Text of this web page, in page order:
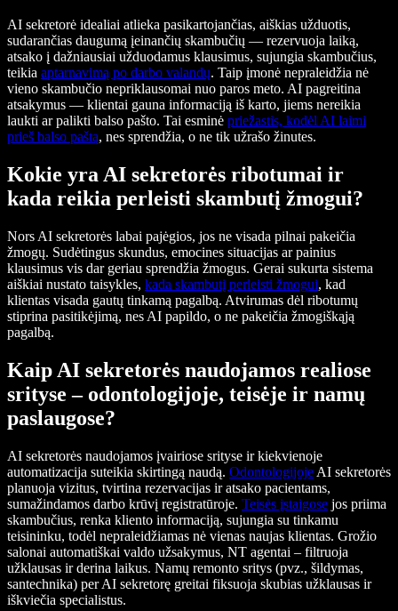
AI sekretorė idealiai atlieka pasikartojančias, aiškias užduotis,
sudarančias daugumą įeinančių skambučių — rezervuoja laiką,
atsako į dažniausiai užduodamus klausimus, sujungia skambučius,
teikia aptarnavimą po darbo valandų. Taip įmonė nepraleidžia nė
vieno skambučio nepriklausomai nuo paros meto. AI pagreitina
atsakymus — klientai gauna informaciją iš karto, jiems nereikia
laukti ar palikti balso pašto. Tai esminė priežastis, kodėl AI laimi
prieš balso paštą, nes sprendžia, o ne tik užrašo žinutes.
Kokie yra AI sekretorės ribotumai ir
kada reikia perleisti skambutį žmogui?
Nors AI sekretorės labai pajėgios, jos ne visada pilnai pakeičia
žmogų. Sudėtingus skundus, emocines situacijas ar painius
klausimus vis dar geriau sprendžia žmogus. Gerai sukurta sistema
aiškiai nustato taisykles, kada skambutį perleisti žmogui, kad
klientas visada gautų tinkamą pagalbą. Atvirumas dėl ribotumų
stiprina pasitikėjimą, nes AI papildo, o ne pakeičia žmogiškąją
pagalbą.
Kaip AI sekretorės naudojamos realiose
srityse – odontologijoje, teisėje ir namų
paslaugose?
AI sekretorės naudojamos įvairiose srityse ir kiekvienoje
automatizacija suteikia skirtingą naudą. Odontologijoje AI sekretorės
planuoja vizitus, tvirtina rezervacijas ir atsako pacientams,
sumažindamos darbo krūvį registratūroje. Teisės įstaigose jos priima
skambučius, renka kliento informaciją, sujungia su tinkamu
teisininku, todėl nepraleidžiamas nė vienas naujas klientas. Grožio
salonai automatiškai valdo užsakymus, NT agentai – filtruoja
užklausas ir derina laikus. Namų remonto sritys (pvz., šildymas,
santechnika) per AI sekretorę greitai fiksuoja skubias užklausas ir
iškviečia specialistus.